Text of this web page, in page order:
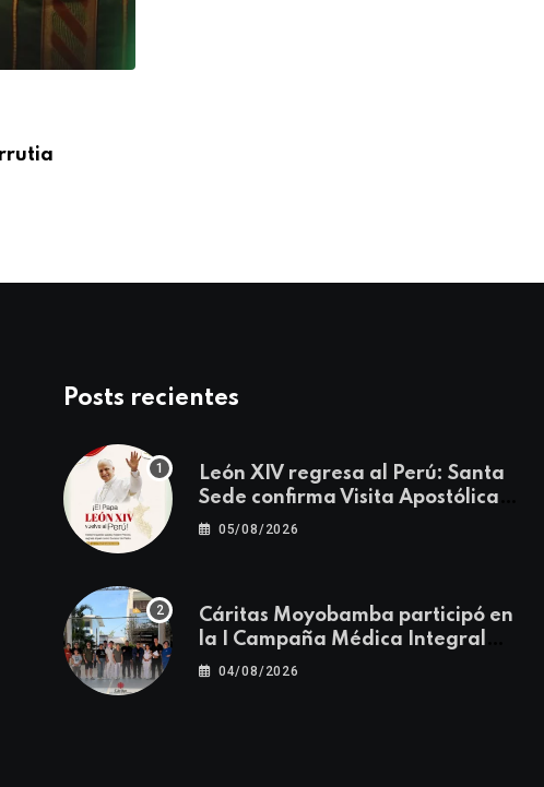
Posts recientes
León XIV regresa al Perú: Santa
Sede confirma Visita Apostólica
del 11 al 17 de noviembre
05/08/2026
Cáritas Moyobamba participó en
la I Campaña Médica Integral
Gratuita llevando salud y
04/08/2026